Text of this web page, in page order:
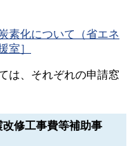
素化について（省エネ
室］
は、それぞれの申請窓
修工事費等補助事